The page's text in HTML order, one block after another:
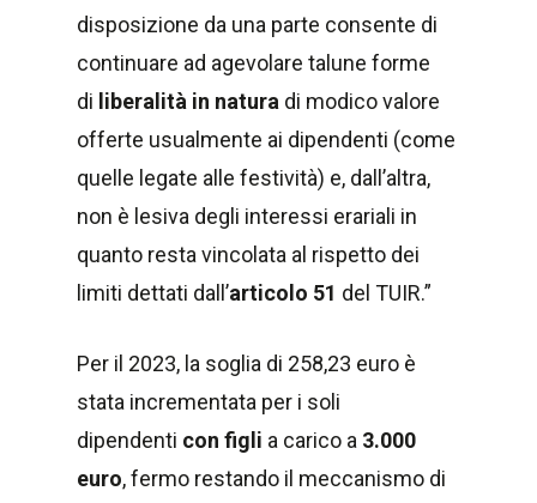
disposizione da una parte consente di
continuare ad agevolare talune forme
di liberalità in natura di modico valore
offerte usualmente ai dipendenti (come
quelle legate alle festività) e, dall’altra,
non è lesiva degli interessi erariali in
quanto resta vincolata al rispetto dei
limiti dettati dall’articolo 51 del TUIR.”
Per il 2023, la soglia di 258,23 euro è
stata incrementata per i soli
dipendenti con figli a carico a 3.000
euro, fermo restando il meccanismo di